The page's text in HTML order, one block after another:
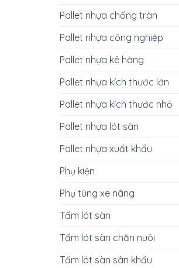
Pallet nhựa chống tràn
Pallet nhựa công nghiệp
Pallet nhựa kê hàng
Pallet nhựa kích thước lớn
Pallet nhựa kích thước nhỏ
Pallet nhựa lót sàn
Pallet nhựa xuất khẩu
Phụ kiện
Phụ tùng xe nâng
Tấm lót sàn
Tấm lót sàn chăn nuôi
Tấm lót sàn sân khấu